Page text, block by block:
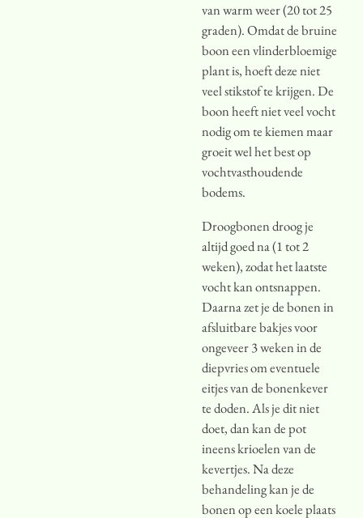
van warm weer (20 tot 25
graden). Omdat de bruine
boon een vlinderbloemige
plant is, hoeft deze niet
veel stikstof te krijgen. De
boon heeft niet veel vocht
nodig om te kiemen maar
groeit wel het best op
vochtvasthoudende
bodems.
Droogbonen droog je
altijd goed na (1 tot 2
weken), zodat het laatste
vocht kan ontsnappen.
Daarna zet je de bonen in
afsluitbare bakjes voor
ongeveer 3 weken in de
diepvries om eventuele
eitjes van de bonenkever
te doden. Als je dit niet
doet, dan kan de pot
ineens krioelen van de
kevertjes. Na deze
behandeling kan je de
bonen op een koele plaats